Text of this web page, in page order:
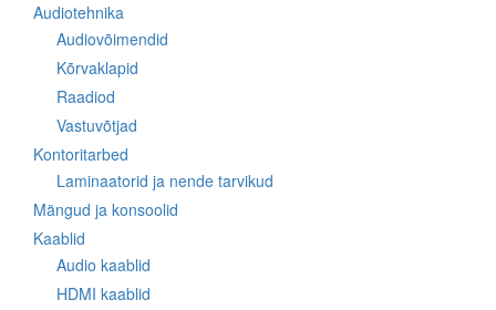
Audiotehnika
Audiovõimendid
Kõrvaklapid
Raadiod
Vastuvõtjad
Kontoritarbed
Laminaatorid ja nende tarvikud
Mängud ja konsoolid
Kaablid
Audio kaablid
HDMI kaablid